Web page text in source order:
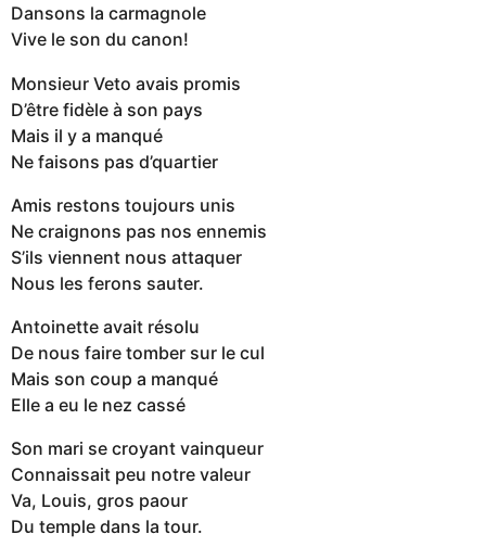
Dansons la carmagnole
Vive le son du canon!
Monsieur Veto avais promis
D’être fidèle à son pays
Mais il y a manqué
Ne faisons pas d’quartier
Amis restons toujours unis
Ne craignons pas nos ennemis
S’ils viennent nous attaquer
Nous les ferons sauter.
Antoinette avait résolu
De nous faire tomber sur le cul
Mais son coup a manqué
Elle a eu le nez cassé
Son mari se croyant vainqueur
Connaissait peu notre valeur
Va, Louis, gros paour
Du temple dans la tour.